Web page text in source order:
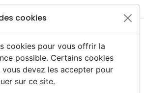
cookies
cookies pour vous offrir la
possible. Certains cookies
vous devez les accepter pour
sur ce site.